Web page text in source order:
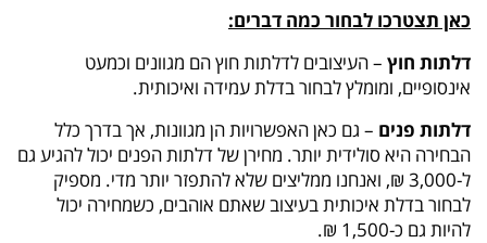
כאן תצטרכו לבחור כמה דברים:
דלתות חוץ – העיצובים לדלתות חוץ הם מגוונים וכמעט
אינסופיים, ומומלץ לבחור בדלת עמידה ואיכותית.
דלתות פנים – גם כאן האפשרויות הן מגוונות, אך בדרך כלל
הבחירה היא סולידית יותר. מחירן של דלתות הפנים יכול להגיע גם
ל-3,000 ₪, ואנחנו ממליצים שלא להתפזר יותר מדי. מספיק
לבחור בדלת איכותית בעיצוב שאתם אוהבים, כשמחירה יכול
להיות גם כ-1,500 ₪.